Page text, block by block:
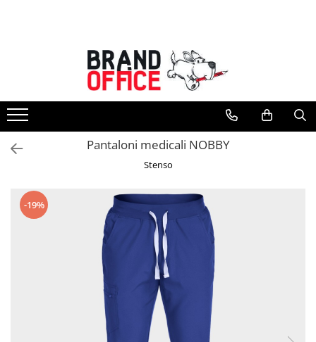
Unitate Protejata - PRODUCTIE
Hartie copiator si produse
tipografice
Produse consumabile din hartie
Detergenti si dezinfectanti
Saci menajeri (Unitate Protejata)
Agende, calendare si organizatoare
Agende personalizabile
Organizatoare business
Birotica si papetarie
Hartie si articole din hartie
Bibliorafturi, caiete mecanice,
Pantaloni medicali NOBBY
Stenso
-19%